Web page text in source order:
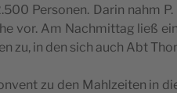
Per­so­nen. Dar­in nahm
vor. Am Nach­mit­tag ließ
zu, in den sich auch Abt
zu den Mahl­zei­ten in